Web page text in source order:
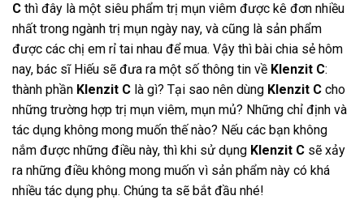
C thì đây là một siêu phẩm trị mụn viêm được kê đơn nhiều
nhất trong ngành trị mụn ngày nay, và cũng là sản phẩm
được các chị em rỉ tai nhau để mua. Vậy thì bài chia sẻ hôm
nay, bác sĩ Hiếu sẽ đưa ra một số thông tin về Klenzit C:
thành phần Klenzit C là gì? Tại sao nên dùng Klenzit C cho
những trường hợp trị mụn viêm, mụn mủ? Những chỉ định và
tác dụng không mong muốn thế nào? Nếu các bạn không
nắm được những điều này, thì khi sử dụng Klenzit C sẽ xảy
ra những điều không mong muốn vì sản phẩm này có khá
nhiều tác dụng phụ. Chúng ta sẽ bắt đầu nhé!